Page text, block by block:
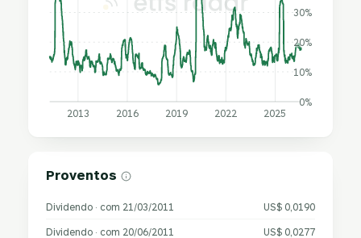
0%
10%
20%
30%
2013 2016 2019 2022 2025
Proventos
Dividendo · com 21/03/2011 US$ 0,0190
Dividendo · com 20/06/2011 US$ 0,0277